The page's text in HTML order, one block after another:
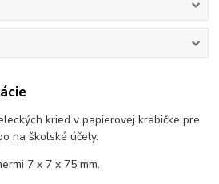
kried v papierovej krabičke pre
na školské účely.
7 x 7 x 75 mm.